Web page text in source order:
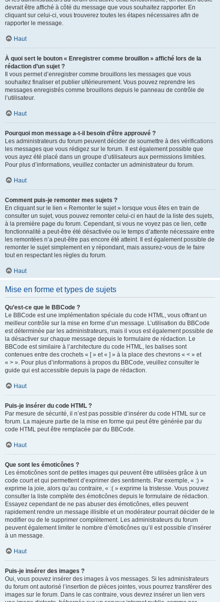
devrait être affiché à côté du message que vous souhaitez rapporter. En
cliquant sur celui-ci, vous trouverez toutes les étapes nécessaires afin de
rapporter le message.
Haut
À quoi sert le bouton « Enregistrer comme brouillon » affiché lors de la
rédaction d’un sujet ?
Il vous permet d’enregistrer comme brouillons les messages que vous
souhaitez finaliser et publier ultérieurement. Vous pouvez reprendre les
messages enregistrés comme brouillons depuis le panneau de contrôle de
l’utilisateur.
Haut
Pourquoi mon message a-t-il besoin d’être approuvé ?
Les administrateurs du forum peuvent décider de soumettre à des vérifications
les messages que vous rédigez sur le forum. Il est également possible que
vous ayez été placé dans un groupe d’utilisateurs aux permissions limitées.
Pour plus d’informations, veuillez contacter un administrateur du forum.
Haut
Comment puis-je remonter mes sujets ?
En cliquant sur le lien « Remonter le sujet » lorsque vous êtes en train de
consulter un sujet, vous pouvez remonter celui-ci en haut de la liste des sujets,
à la première page du forum. Cependant, si vous ne voyez pas ce lien, cette
fonctionnalité a peut-être été désactivée ou le temps d’attente nécessaire entre
les remontées n’a peut-être pas encore été atteint. Il est également possible de
remonter le sujet simplement en y répondant, mais assurez-vous de le faire
tout en respectant les règles du forum.
Haut
Mise en forme et types de sujets
Qu’est-ce que le BBCode ?
Le BBCode est une implémentation spéciale du code HTML, vous offrant un
meilleur contrôle sur la mise en forme d’un message. L’utilisation du BBCode
est déterminée par les administrateurs, mais il vous est également possible de
la désactiver sur chaque message depuis le formulaire de rédaction. Le
BBCode est similaire à l’architecture du code HTML, les balises sont
contenues entre des crochets « [ » et « ] » à la place des chevrons « < » et
« > ». Pour plus d’informations à propos du BBCode, veuillez consulter le
guide qui est accessible depuis la page de rédaction.
Haut
Puis-je insérer du code HTML ?
Par mesure de sécurité, il n’est pas possible d’insérer du code HTML sur ce
forum. La majeure partie de la mise en forme qui peut être générée par du
code HTML peut être remplacée par du BBCode.
Haut
Que sont les émoticônes ?
Les émoticônes sont de petites images qui peuvent être utilisées grâce à un
code court et qui permettent d’exprimer des sentiments. Par exemple, « :) »
exprime la joie, alors qu’au contraire, « :( » exprime la tristesse. Vous pouvez
consulter la liste complète des émoticônes depuis le formulaire de rédaction.
Essayez cependant de ne pas abuser des émoticônes, elles peuvent
rapidement rendre un message illisible et un modérateur pourrait décider de le
modifier ou de le supprimer complètement. Les administrateurs du forum
peuvent également limiter le nombre d’émoticônes qu’il est possible d’insérer
à un message.
Haut
Puis-je insérer des images ?
Oui, vous pouvez insérer des images à vos messages. Si les administrateurs
du forum ont autorisé l’insertion de pièces jointes, vous pourrez transférer des
images sur le forum. Dans le cas contraire, vous devrez insérer un lien vers